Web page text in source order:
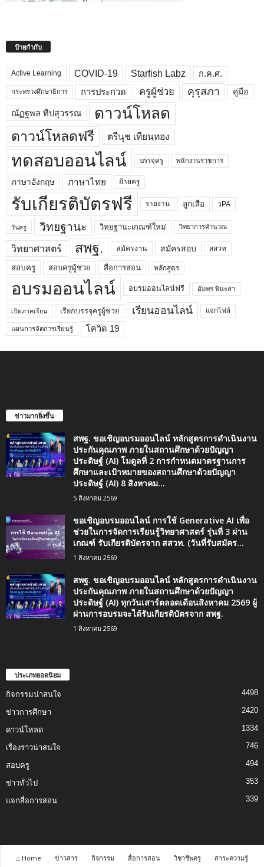
ป้ายกำกับ
Active Learning COVID-19 Starfish Labz ก.ค.ศ.
กระทรวงศึกษาธิการ การประกวด ครูผู้ช่วย คุรุสภา คู่มือ
ณัฏฐพล ทีปสุวรรณ ดาวน์โหลด
ดาวน์โหลดฟรี ตรีนุช เทียนทอง
ทดสอบออนไลน์ บรรจุครู พนักงานราชการ
ภาษาอังกฤษ ภาษาไทย ย้ายครู
รับเกียรติบัตรฟรี รายงาน ลูกเสือ วPA
วันครู วิทยฐานะ วิทยฐานะเกณฑ์ใหม่ วิทยาการคำนวณ
วิทยาศาสตร์ สพฐ. สมัครงาน สมัครสอบ สสวท
สอบครู สอบครูผู้ช่วย สื่อการสอน หลักสูตร
อบรมออนไลน์ อบรมออนไลน์ฟรี อัมพร พินะสา
เปิดภาคเรียน เรียกบรรจุครูผู้ช่วย เรียนออนไลน์ แจกไฟล์
แผนการจัดการเรียนรู้ โควิด 19
ข่าวมากยิ่งขึ้น
สพฐ. ขอเชิญอบรมออนไลน์ หลักสูตรการดำเนินงาน
ประกันคุณภาพ ภายในสถานศึกษาด้วยปัญญา
ประดิษฐ์ (AI) โมดูลที่ 2 การกำหนดมาตรฐานการ
ศึกษาและเป้าหมายของสถานศึกษาด้วยปัญญา
ประดิษฐ์ (AI) 8 สิงหาคม...
5 สิงหาคม 2569
ขอเชิญอบรมออนไลน์ การใช้ Generative AI เพื่อ
ช่วยในการจัดการเรียนรู้วิทยาศาสตร์ รุ่นที่ 3 ผ่าน
เกณฑ์ รับเกียรติบัตรจาก สสวท. (วันที่รับสมัคร...
1 สิงหาคม 2569
สพฐ. ขอเชิญอบรมออนไลน์ หลักสูตรการดำเนินงาน
ประกันคุณภาพ ภายในสถานศึกษาด้วยปัญญา
ประดิษฐ์ (AI) ทุกวันเสาร์ตลอดเดือนสิงหาคม 2569 ผู้
ผ่านการอบรมจะได้รับเกียรติบัตรจาก สพฐ.
1 สิงหาคม 2569
ประเภทยอดนิยม
กิจกรรมน่าสนใจ 4498
ข่าวการศึกษา 2420
ดาวน์โหลด 1334
เรื่องราวน่าสนใจ 746
สอบครู 494
ข่าวทั่วไป 353
แจกสื่อการสอน 339
⌂ Home ข่าวสาร กิจกรรม สื่อการสอน วิชาชีพครู สาระความรู้